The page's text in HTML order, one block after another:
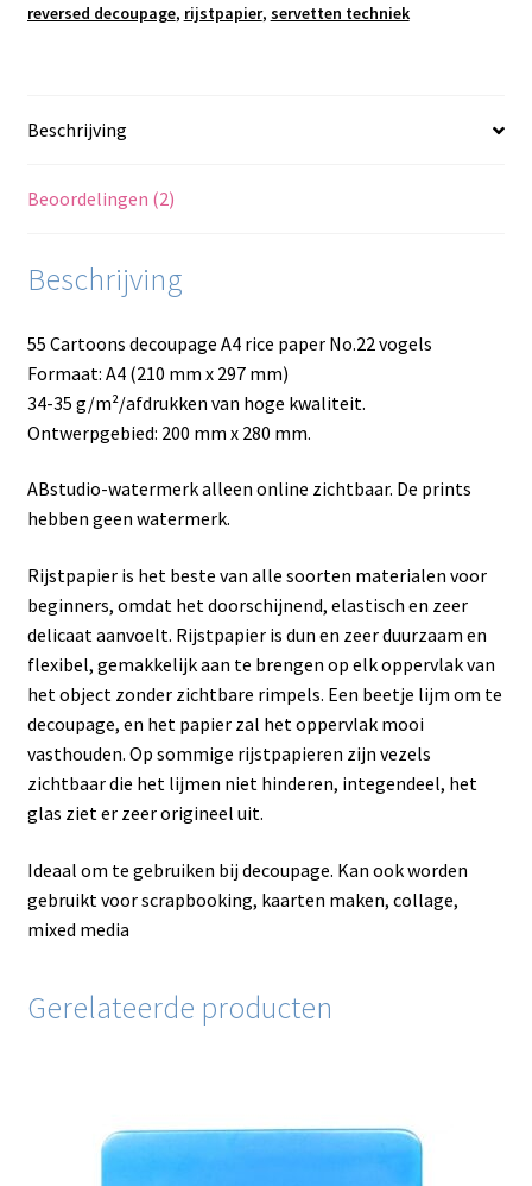
reversed decoupage, rijstpapier, servetten techniek
Beschrijving
Beoordelingen (2)
Beschrijving
55 Cartoons decoupage A4 rice paper No.22 vogels
Formaat: A4 (210 mm x 297 mm)
34-35 g/m²/afdrukken van hoge kwaliteit.
Ontwerpgebied: 200 mm x 280 mm.
ABstudio-watermerk alleen online zichtbaar. De prints
hebben geen watermerk.
Rijstpapier is het beste van alle soorten materialen voor
beginners, omdat het doorschijnend, elastisch en zeer
delicaat aanvoelt. Rijstpapier is dun en zeer duurzaam en
flexibel, gemakkelijk aan te brengen op elk oppervlak van
het object zonder zichtbare rimpels. Een beetje lijm om te
decoupage, en het papier zal het oppervlak mooi
vasthouden. Op sommige rijstpapieren zijn vezels
zichtbaar die het lijmen niet hinderen, integendeel, het
glas ziet er zeer origineel uit.
Ideaal om te gebruiken bij decoupage. Kan ook worden
gebruikt voor scrapbooking, kaarten maken, collage,
mixed media
Gerelateerde producten